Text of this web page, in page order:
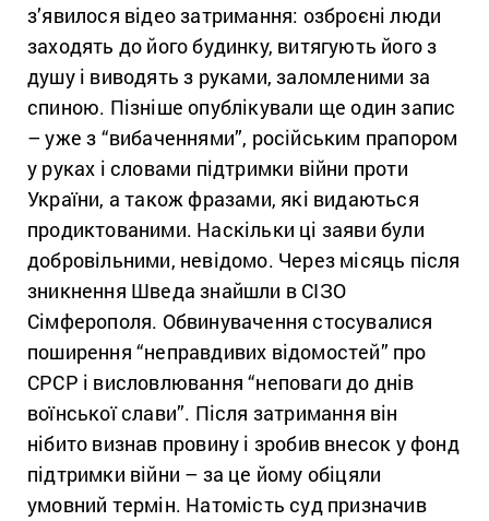
з’явилося відео затримання: озброєні люди
заходять до його будинку, витягують його з
душу і виводять з руками, заломленими за
спиною. Пізніше опублікували ще один запис
– уже з “вибаченнями”, російським прапором
у руках і словами підтримки війни проти
України, а також фразами, які видаються
продиктованими. Наскільки ці заяви були
добровільними, невідомо. Через місяць після
зникнення Шведа знайшли в СІЗО
Сімферополя. Обвинувачення стосувалися
поширення “неправдивих відомостей” про
СРСР і висловлювання “неповаги до днів
воїнської слави”. Після затримання він
нібито визнав провину і зробив внесок у фонд
підтримки війни – за це йому обіцяли
умовний термін. Натомість суд призначив